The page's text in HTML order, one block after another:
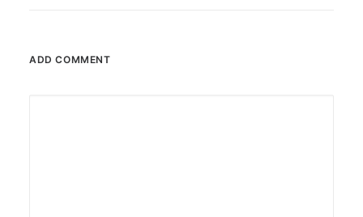
ADD COMMENT